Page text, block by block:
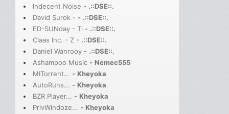
Indecent Noise - .::DSE::.
David Surok - - .::DSE::.
ED-SUNday - Ti - .::DSE::.
Claas Inc. - Z - .::DSE::.
Daniel Wanrooy - .::DSE::.
Ashampoo Music - Nemec555
MITorrent... - Kheyoka
AutoRuns... - Kheyoka
BZR Player... - Kheyoka
PrivWindoze... - Kheyoka